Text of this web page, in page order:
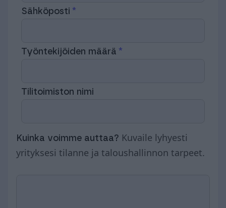
Sähköposti
Työntekijöiden määrä
Tilitoimiston nimi
Kuinka voimme auttaa? Kuvaile lyhyesti
yrityksesi tilanne ja taloushallinnon tarpeet.